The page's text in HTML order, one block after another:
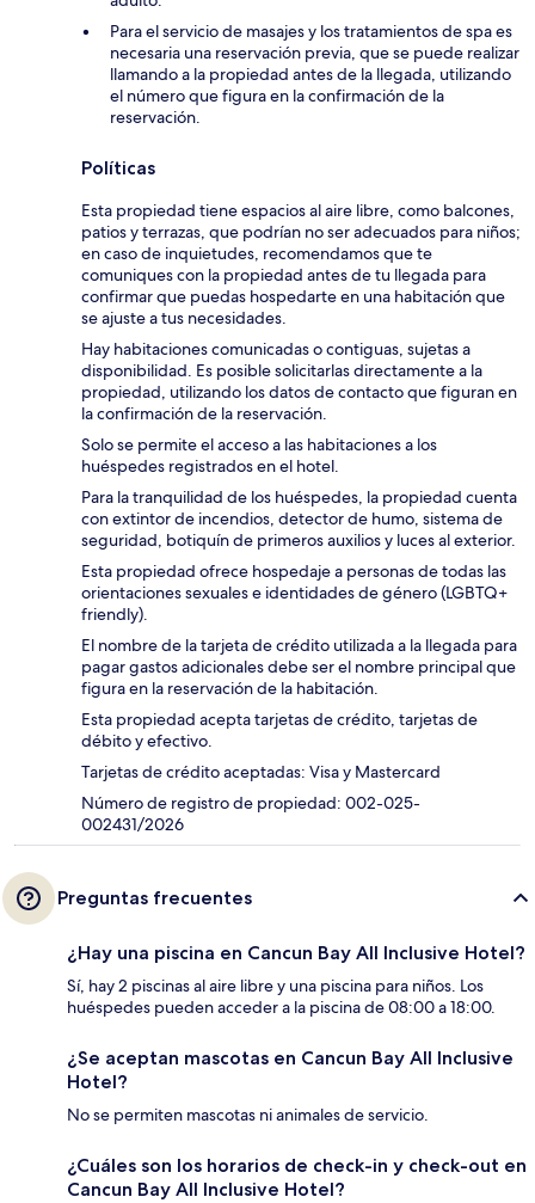
Para el servicio de masajes y los tratamientos de spa es
necesaria una reservación previa, que se puede realizar
llamando a la propiedad antes de la llegada, utilizando
el número que figura en la confirmación de la
reservación.
Políticas
Esta propiedad tiene espacios al aire libre, como balcones,
patios y terrazas, que podrían no ser adecuados para niños;
en caso de inquietudes, recomendamos que te
comuniques con la propiedad antes de tu llegada para
confirmar que puedas hospedarte en una habitación que
se ajuste a tus necesidades.
Hay habitaciones comunicadas o contiguas, sujetas a
disponibilidad. Es posible solicitarlas directamente a la
propiedad, utilizando los datos de contacto que figuran en
la confirmación de la reservación.
Solo se permite el acceso a las habitaciones a los
huéspedes registrados en el hotel.
Para la tranquilidad de los huéspedes, la propiedad cuenta
con extintor de incendios, detector de humo, sistema de
seguridad, botiquín de primeros auxilios y luces al exterior.
Esta propiedad ofrece hospedaje a personas de todas las
orientaciones sexuales e identidades de género (LGBTQ+
friendly).
El nombre de la tarjeta de crédito utilizada a la llegada para
pagar gastos adicionales debe ser el nombre principal que
figura en la reservación de la habitación.
Esta propiedad acepta tarjetas de crédito, tarjetas de
débito y efectivo.
Tarjetas de crédito aceptadas: Visa y Mastercard
Número de registro de propiedad: 002-025-
002431/2026
Preguntas frecuentes
¿Hay una piscina en Cancun Bay All Inclusive Hotel?
Sí, hay 2 piscinas al aire libre y una piscina para niños. Los
huéspedes pueden acceder a la piscina de 08:00 a 18:00.
¿Se aceptan mascotas en Cancun Bay All Inclusive
Hotel?
No se permiten mascotas ni animales de servicio.
¿Cuáles son los horarios de check-in y check-out en
Cancun Bay All Inclusive Hotel?